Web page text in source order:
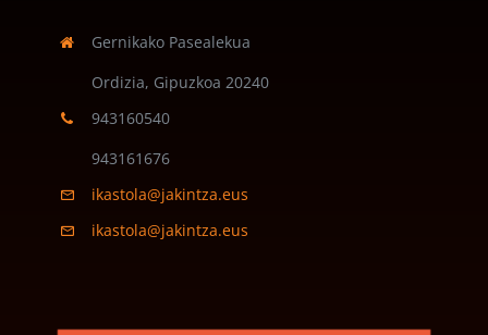
Gernikako Pasealekua
Ordizia, Gipuzkoa 20240
943160540
943161676
ikastola@jakintza.eus
ikastola@jakintza.eus